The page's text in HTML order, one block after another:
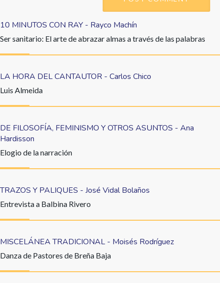
10 MINUTOS CON RAY - Rayco Machín
Ser sanitario: El arte de abrazar almas a través de las palabras
LA HORA DEL CANTAUTOR - Carlos Chico
Luis Almeida
DE FILOSOFÍA, FEMINISMO Y OTROS ASUNTOS - Ana
Hardisson
Elogio de la narración
TRAZOS Y PALIQUES - José Vidal Bolaños
Entrevista a Balbina Rivero
MISCELÁNEA TRADICIONAL - Moisés Rodríguez
Danza de Pastores de Breña Baja